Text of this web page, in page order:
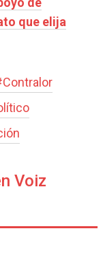
que elija
Contralor
Voiz